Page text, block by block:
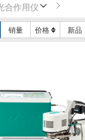
合作用仪
销量 价格 新品